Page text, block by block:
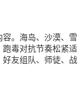
。海岛、沙漠、雪
毒对抗节奏松紧适
友组队、师徒、战